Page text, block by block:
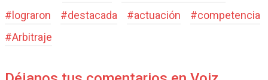
#lograron #destacada #actuación #competencia
#Arbitraje